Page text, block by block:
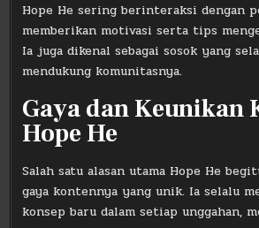
Hope He sering berinteraksi dengan
memberikan motivasi serta tips
Ia juga dikenal sebagai sosok yang
mendukung komunitasnya.
Gaya dan Keunikan
Hope He
Salah satu alasan utama Hope He
gaya kontennya yang unik. Ia selalu
konsep baru dalam setiap unggahan,